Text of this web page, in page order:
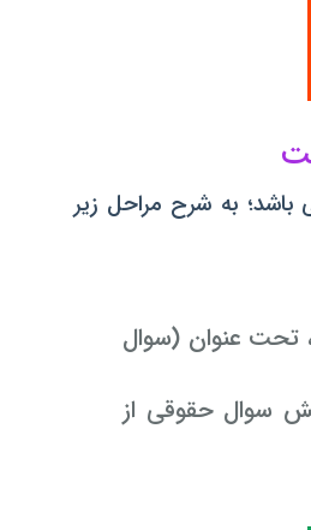
به شرح مراحل زیر
تحت عنوان (سوال